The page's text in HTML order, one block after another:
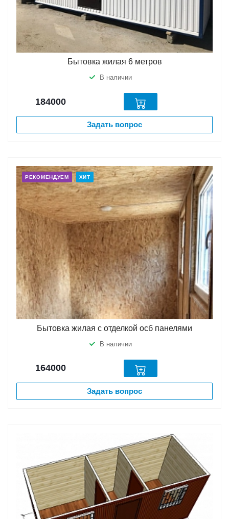
Бытовка жилая 6 метров
В наличии
184000
Задать вопрос
РЕКОМЕНДУЕМ ХИТ
Бытовка жилая с отделкой осб панелями
В наличии
164000
Задать вопрос